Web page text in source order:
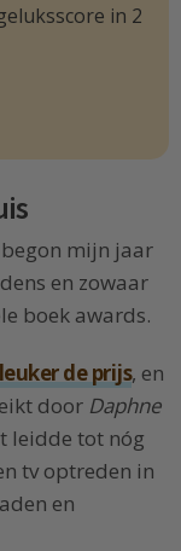
in 2
mijn jaar
en zowaar
boek awards.
de prijs, en
door Daphne
leidde tot nóg
tv optreden in
en